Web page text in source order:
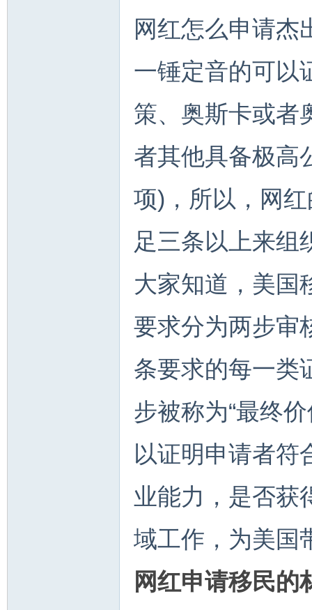
网红怎么申请杰
一锤定音的可以
策、奥斯卡或者
者其他具备极高
项)，所以，网
足三条以上来组
大家知道，美国
要求分为两步审
条要求的每一类
步被称为“最终
以证明申请者符
业能力，是否获
域工作，为美国
网红申请移民的